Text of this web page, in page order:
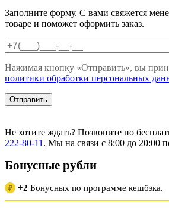
Заполните форму. С вами свяжется
товаре и поможет оформить заказ.
Нажимая кнопку «Отправить», вы
политики обработки персональных
Не хотите ждать? Позвоните по
222-80-11 . Мы на связи с 8:00 до 20:00
Бонусные рубли
₽ +2 Бонусных по программе кешбэка.